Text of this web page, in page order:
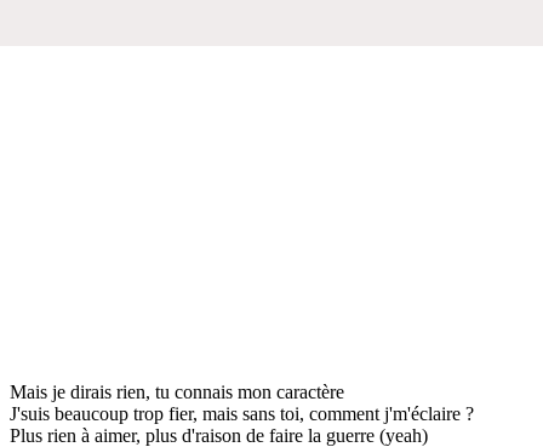
Mais je dirais rien, tu connais mon caractère
J'suis beaucoup trop fier, mais sans toi, comment j'm'éclaire ?
Plus rien à aimer, plus d'raison de faire la guerre (yeah)